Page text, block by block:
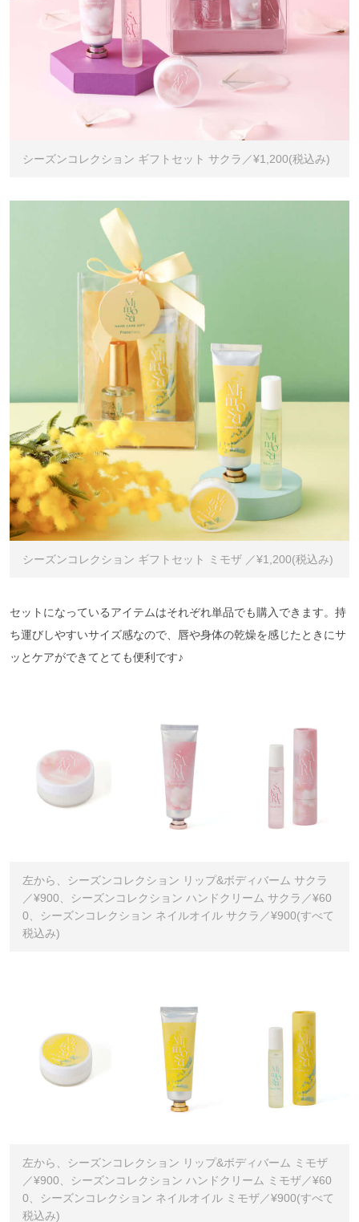
シーズンコレクション ギフトセット サクラ／¥1,200(税込み)
シーズンコレクション ギフトセット ミモザ ／¥1,200(税込み)
セットになっているアイテムはそれぞれ単品でも購入できます。持
ち運びしやすいサイズ感なので、唇や身体の乾燥を感じたときにサ
ッとケアができてとても便利です♪
左から、シーズンコレクション リップ&ボディバーム サクラ
／¥900、シーズンコレクション ハンドクリーム サクラ／¥60
0、シーズンコレクション ネイルオイル サクラ／¥900(すべて
税込み)
左から、シーズンコレクション リップ&ボディバーム ミモザ
／¥900、シーズンコレクション ハンドクリーム ミモザ／¥60
0、シーズンコレクション ネイルオイル ミモザ／¥900(すべて
税込み)